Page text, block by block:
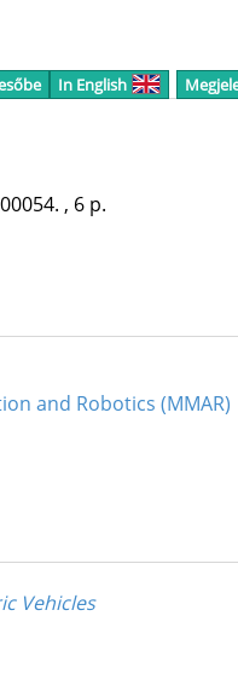
In English
, 6 p.
and Robotics (MMAR)
Vehicles